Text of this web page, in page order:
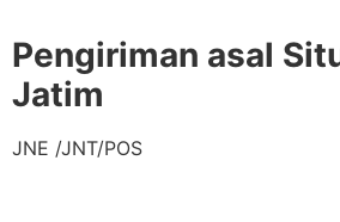
Pengiriman asal
Jatim
JNE /JNT/POS